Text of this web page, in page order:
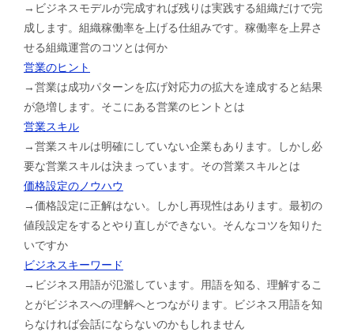
→ビジネスモデルが完成すれば残りは実践する組織だけで完
成します。組織稼働率を上げる仕組みです。稼働率を上昇さ
せる組織運営のコツとは何か
営業のヒント
→営業は成功パターンを広げ対応力の拡大を達成すると結果
が急増します。そこにある営業のヒントとは
営業スキル
→営業スキルは明確にしていない企業もあります。しかし必
要な営業スキルは決まっています。その営業スキルとは
価格設定のノウハウ
→価格設定に正解はない。しかし再現性はあります。最初の
値段設定をするとやり直しができない。そんなコツを知りた
いですか
ビジネスキーワード
→ビジネス用語が氾濫しています。用語を知る、理解するこ
とがビジネスへの理解へとつながります。ビジネス用語を知
らなければ会話にならないのかもしれません